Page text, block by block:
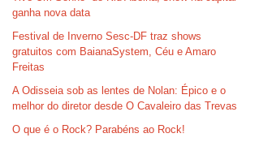
ganha nova data
Festival de Inverno Sesc-DF traz shows
gratuitos com BaianaSystem, Céu e Amaro
Freitas
A Odisseia sob as lentes de Nolan: Épico e o
melhor do diretor desde O Cavaleiro das Trevas
O que é o Rock? Parabéns ao Rock!